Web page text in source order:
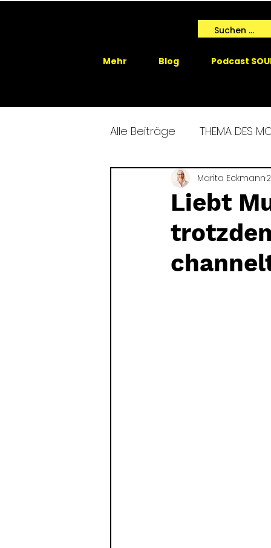
Podcast
Blog
Mehr
Alle Beiträge THEMA DES
SPIRIT ME EVENTS SPIRIT
GAIA SPRICHT
Liebt
Marita Eckmann